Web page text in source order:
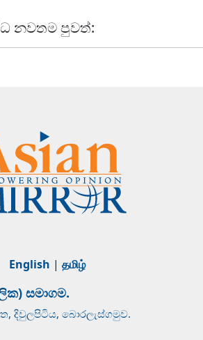
නවතම පුවත්:
English | தமிழ்
සමාගම.
දිවුලපිටිය, බොරලැස්ගමුව.